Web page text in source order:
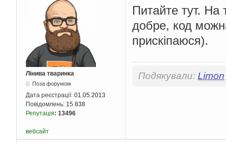
Лінива тваринка
Поза форумом
Дата реєстрації: 01.05.2013
Повідомлень: 15 838
Репутація: 13496
Питайте тут. На
добре, код
прискіпаюся).
Подякували: Limon
вебсайт